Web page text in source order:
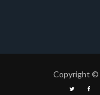
Copyright ©